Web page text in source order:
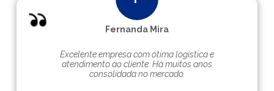
Fernanda Mira
Excelente empresa com ótima logística e
atendimento ao cliente. Hà muitos anos
consolidada no mercado.